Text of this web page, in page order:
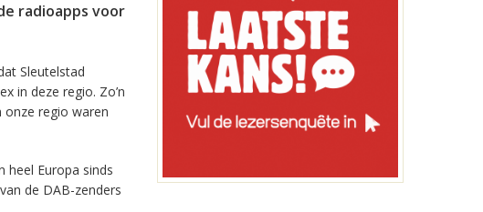
radioapps voor
Sleutelstad
in deze regio. Zo’n
onze regio waren
heel Europa sinds
de DAB-zenders